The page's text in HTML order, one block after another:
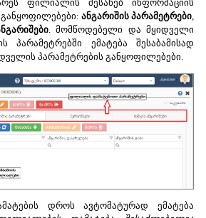
ფილიალის შესახებ ინფორმაციის
განყოფილებები: ანგარიშის პარამეტრები,
. მომწოდებელი და მყიდველი
პარამეტრებში ემატება შესაბამისად
პარამეტრების განყოფილებები.
დროს ავტომატურად ემატება